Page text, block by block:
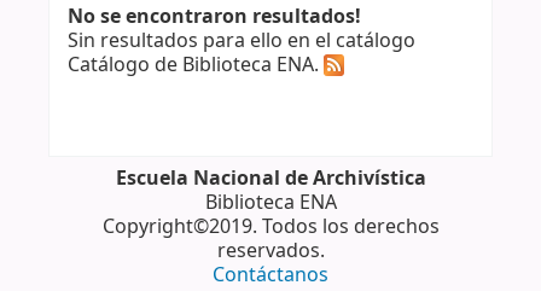
No se encontraron resultados!
Sin resultados para ello en el catálogo
Catálogo de Biblioteca ENA.
Escuela Nacional de Archivística
Biblioteca ENA
Copyright©2019. Todos los derechos
reservados.
Contáctanos